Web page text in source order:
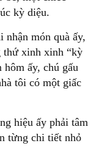
kỳ diệu.
nhận món quà ấy,
thứ xinh xinh “kỳ
hôm ấy, chú gấu
tôi có một giấc
hiệu ấy phải tâm
từng chi tiết nhỏ